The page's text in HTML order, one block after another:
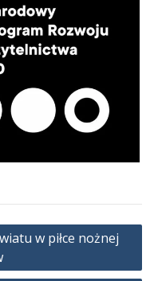
w piłce nożnej